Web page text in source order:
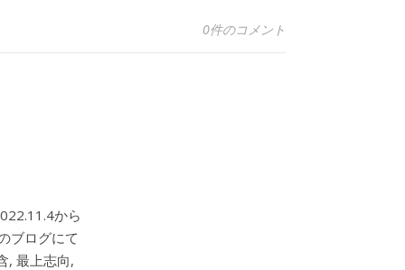
0件のコメント
から
ブログにて
, 最上志向,